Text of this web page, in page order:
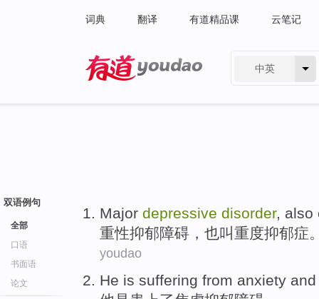
词典 翻译 有道精品课 云笔记
中英
双语例句
全部
口语
书面语
论文
Major depressive disorder, also
重性抑郁障碍 ， 也叫重度抑郁症
youdao
He is suffering from anxiety and